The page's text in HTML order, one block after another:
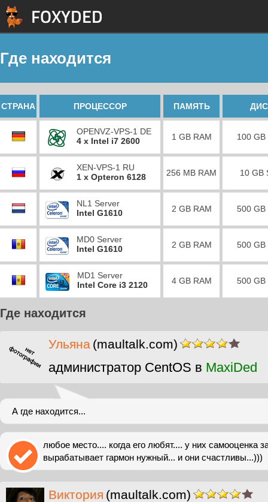
Где находится
СТРАНА ПРОЦЕССОР ПАМЯТЬ
OPENVZ-VPS-1 DE
4 x Intel i7 2600
1 GB RAM 100 GB
XEN-VPS-1 RU
1 x Opteron 6128
256 MB RAM 10 GB
NL1 Server
Intel G1610
2 GB RAM 500 GB
MD0 Server
Intel G1610
2 GB RAM 500 GB
MD1 Server
Intel Core i3 2120
4 GB RAM 500 GB
Где находится
Ульяна (maultalk.com)
администратор CentOS в MaxiDed
А где находится...
любое место.... когда его любят.... у них самооценка
вырабатывает гармон нужный... и они счастливы...)))
Виктория (maultalk.com)